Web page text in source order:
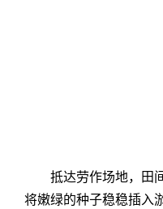
抵达劳作场地，田
将嫩绿的种子稳稳插入